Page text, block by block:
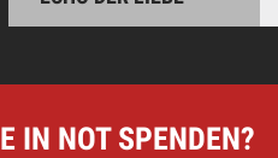
IN NOT SPENDEN?